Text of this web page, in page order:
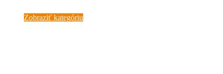
Zobraziť kategóriu